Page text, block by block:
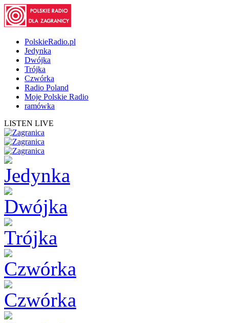
PolskieRadio.pl
Jedynka
Dwójka
Trójka
Czwórka
Radio Poland
Moje Polskie Radio
ramówka
LISTEN LIVE